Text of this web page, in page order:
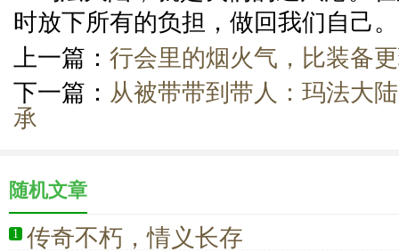
时放下所有的负担，做回我们自己。
上一篇： 行会里的烟火气，比装备
下一篇： 从被带带到带人：玛法大
承
随机文章
1 传奇不朽，情义长存